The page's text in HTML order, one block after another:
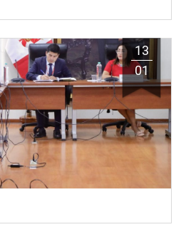
13
01